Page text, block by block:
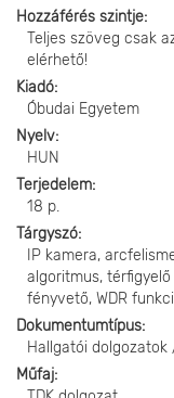
Hozzáférés szintje
Teljes szöveg csak
elérhető!
Kiadó
Óbudai Egyetem
Nyelv
HUN
Terjedelem
18 p.
Tárgyszó
IP kamera,
algoritmus,
fényvető, WDR
Dokumentumtípus
Hallgatói dolgozatok
Műfaj